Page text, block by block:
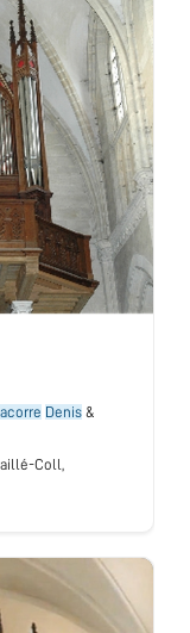
Lacorre Denis &
Coll,